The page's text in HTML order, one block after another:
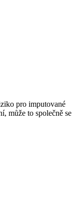
pro imputované
může to společně se